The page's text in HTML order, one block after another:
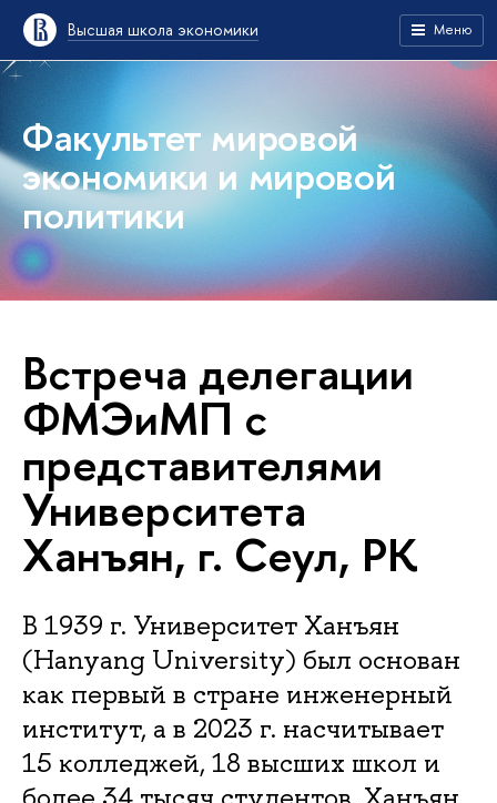
Высшая школа экономики Меню
Факультет мировой
экономики и мировой
политики
Встреча делегации
ФМЭиМП с
представителями
Университета
Ханъян, г. Сеул, РК
В 1939 г. Университет Ханъян
(Hanyang University) был основан
как первый в стране инженерный
институт, а в 2023 г. насчитывает
15 колледжей, 18 высших школ и